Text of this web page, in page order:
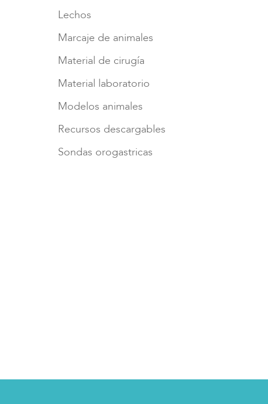
Lechos
Marcaje de animales
Material de cirugía
Material laboratorio
Modelos animales
Recursos descargables
Sondas orogastricas